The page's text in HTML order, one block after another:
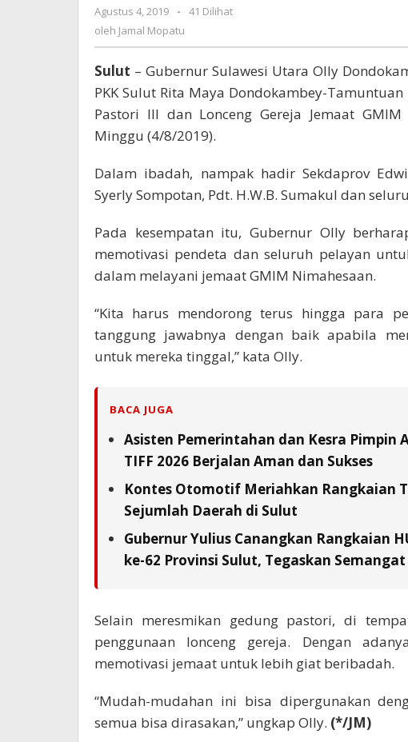
Agustus 4, 2019
oleh
Jamal
-
41 Dilihat
oleh Jamal Mopatu
Sulut – Gubernur Sulawesi Utara Olly
PKK Sulut Rita Maya Dondokambey-
Pastori III dan Lonceng Gereja Jemaat
Minggu (4/8/2019).
Dalam ibadah, nampak hadir Sekdaprov
Syerly Sompotan, Pdt. H.W.B. Sumakul dan
Pada kesempatan itu, Gubernur Olly
memotivasi pendeta dan seluruh pelayan
dalam melayani jemaat GMIM Nimahesaan.
“Kita harus mendorong terus hingga para
tanggung jawabnya dengan baik apabila
untuk mereka tinggal,” kata Olly.
BACA JUGA
Asisten Pemerintahan dan Kesra Pimpin
TIFF 2026 Berjalan Aman dan Sukses
Kontes Otomotif Meriahkan Rangkaian
Sejumlah Daerah di Sulut
Gubernur Yulius Canangkan Rangkaian
ke-62 Provinsi Sulut, Tegaskan
Selain meresmikan gedung pastori, di
penggunaan lonceng gereja. Dengan
memotivasi jemaat untuk lebih giat beribadah.
“Mudah-mudahan ini bisa dipergunakan
semua bisa dirasakan,” ungkap Olly. (*/JM)